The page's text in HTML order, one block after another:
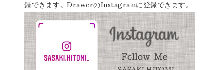
録できます。DrawerのInstagramに登録できます。